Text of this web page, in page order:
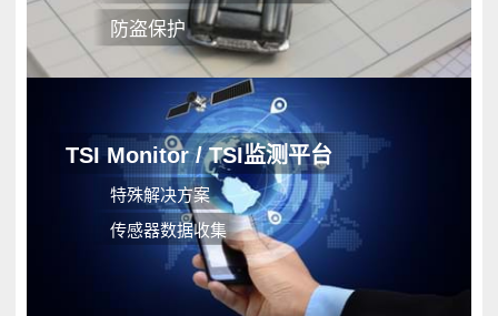
防盗保护
TSI Monitor / TSI监测平台
特殊解决方案
传感器数据收集